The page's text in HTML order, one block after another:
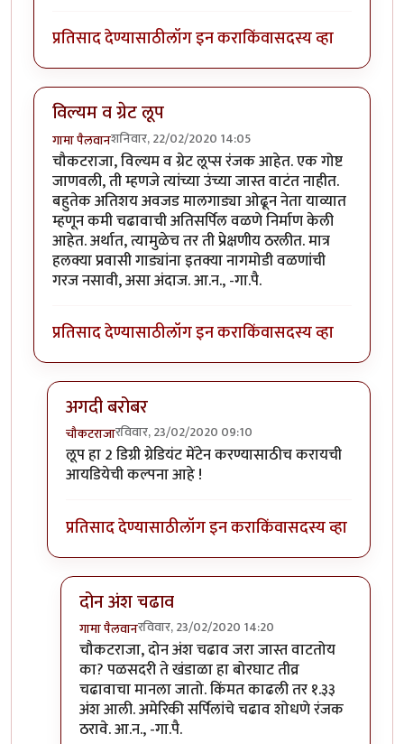
प्रतिसाद देण्यासाठीलॉग इन कराकिंवासदस्य व्हा
विल्यम व ग्रेट लूप
गामा पैलवानशनिवार, 22/02/2020 14:05
चौकटराजा, विल्यम व ग्रेट लूप्स रंजक आहेत. एक गोष्ट
जाणवली, ती म्हणजे त्यांच्या उंच्या जास्त वाटंत नाहीत.
बहुतेक अतिशय अवजड मालगाड्या ओढून नेता याव्यात
म्हणून कमी चढावाची अतिसर्पिल वळणे निर्माण केली
आहेत. अर्थात, त्यामुळेच तर ती प्रेक्षणीय ठरलीत. मात्र
हलक्या प्रवासी गाड्यांना इतक्या नागमोडी वळणांची
गरज नसावी, असा अंदाज. आ.न., -गा.पै.
प्रतिसाद देण्यासाठीलॉग इन कराकिंवासदस्य व्हा
अगदी बरोबर
चौकटराजारविवार, 23/02/2020 09:10
In reply toविल्यम व ग्रेट लूपbyगामा पैलवान
लूप हा 2 डिग्री ग्रेडियंट मेंटेन करण्यासाठीच करायची
आयडियेची कल्पना आहे !
प्रतिसाद देण्यासाठीलॉग इन कराकिंवासदस्य व्हा
दोन अंश चढाव
गामा पैलवानरविवार, 23/02/2020 14:20
In reply toअगदी बरोबरbyचौकटराजा
चौकटराजा, दोन अंश चढाव जरा जास्त वाटतोय
का? पळसदरी ते खंडाळा हा बोरघाट तीव्र
चढावाचा मानला जातो. किंमत काढली तर १.३३
अंश आली. अमेरिकी सर्पिलांचे चढाव शोधणे रंजक
ठरावे. आ.न., -गा.पै.